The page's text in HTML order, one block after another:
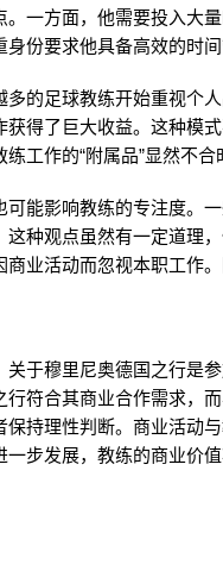
。一方面，他需要投入大
份要求他具备高效的时间
多的足球教练开始重视个
获得了巨大收益。这种模
工作的“附属品”显然不合
可能影响教练的专注度。
这种观点虽然有一定道理
业活动而忽视本职工作
关于穆里尼奥德国之行是
行符合其商业合作需求，
保持理性判断。商业活动
步发展，教练的商业价